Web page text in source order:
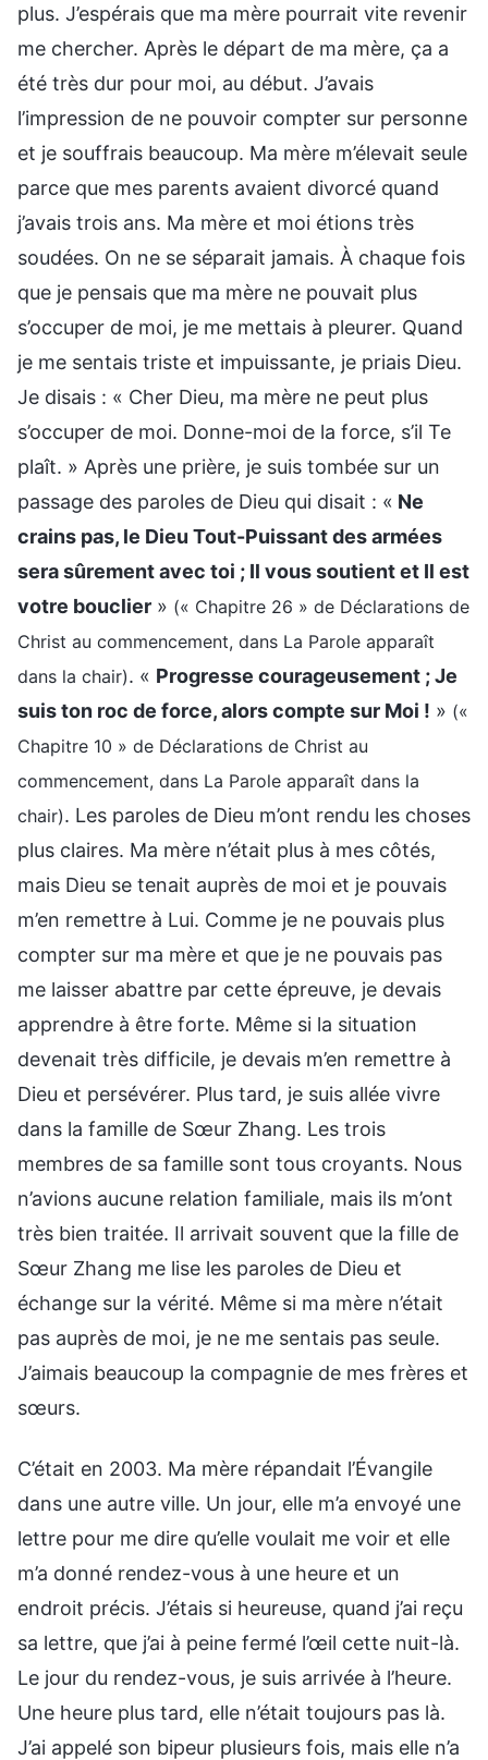
plus. J’espérais que ma mère pourrait vite revenir
me chercher. Après le départ de ma mère, ça a
été très dur pour moi, au début. J’avais
l’impression de ne pouvoir compter sur personne
et je souffrais beaucoup. Ma mère m’élevait seule
parce que mes parents avaient divorcé quand
j’avais trois ans. Ma mère et moi étions très
soudées. On ne se séparait jamais. À chaque fois
que je pensais que ma mère ne pouvait plus
s’occuper de moi, je me mettais à pleurer. Quand
je me sentais triste et impuissante, je priais Dieu.
Je disais : « Cher Dieu, ma mère ne peut plus
s’occuper de moi. Donne-moi de la force, s’il Te
plaît. » Après une prière, je suis tombée sur un
passage des paroles de Dieu qui disait : « Ne
crains pas, le Dieu Tout-Puissant des armées
sera sûrement avec toi ; Il vous soutient et Il est
votre bouclier » (« Chapitre 26 » de Déclarations de
Christ au commencement, dans La Parole apparaît
dans la chair). « Progresse courageusement ; Je
suis ton roc de force, alors compte sur Moi ! » («
Chapitre 10 » de Déclarations de Christ au
commencement, dans La Parole apparaît dans la
chair). Les paroles de Dieu m’ont rendu les choses
plus claires. Ma mère n’était plus à mes côtés,
mais Dieu se tenait auprès de moi et je pouvais
m’en remettre à Lui. Comme je ne pouvais plus
compter sur ma mère et que je ne pouvais pas
me laisser abattre par cette épreuve, je devais
apprendre à être forte. Même si la situation
devenait très difficile, je devais m’en remettre à
Dieu et persévérer. Plus tard, je suis allée vivre
dans la famille de Sœur Zhang. Les trois
membres de sa famille sont tous croyants. Nous
n’avions aucune relation familiale, mais ils m’ont
très bien traitée. Il arrivait souvent que la fille de
Sœur Zhang me lise les paroles de Dieu et
échange sur la vérité. Même si ma mère n’était
pas auprès de moi, je ne me sentais pas seule.
J’aimais beaucoup la compagnie de mes frères et
sœurs.
C’était en 2003. Ma mère répandait l’Évangile
dans une autre ville. Un jour, elle m’a envoyé une
lettre pour me dire qu’elle voulait me voir et elle
m’a donné rendez-vous à une heure et un
endroit précis. J’étais si heureuse, quand j’ai reçu
sa lettre, que j’ai à peine fermé l’œil cette nuit-là.
Le jour du rendez-vous, je suis arrivée à l’heure.
Une heure plus tard, elle n’était toujours pas là.
J’ai appelé son bipeur plusieurs fois, mais elle n’a